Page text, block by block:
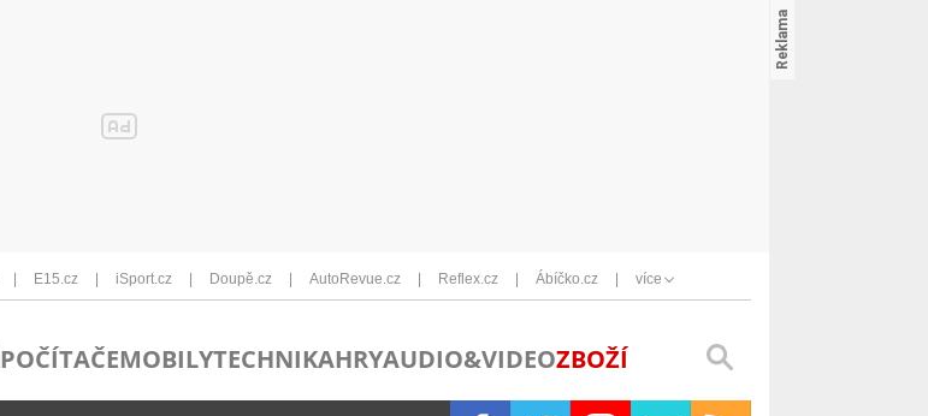
E15.cz iSport.cz Doupě.cz AutoRevue.cz Reflex.cz Ábíčko.cz více
POČÍTAČEMOBILYTECHNIKAHRYAUDIO&VIDEOZBOŽÍ